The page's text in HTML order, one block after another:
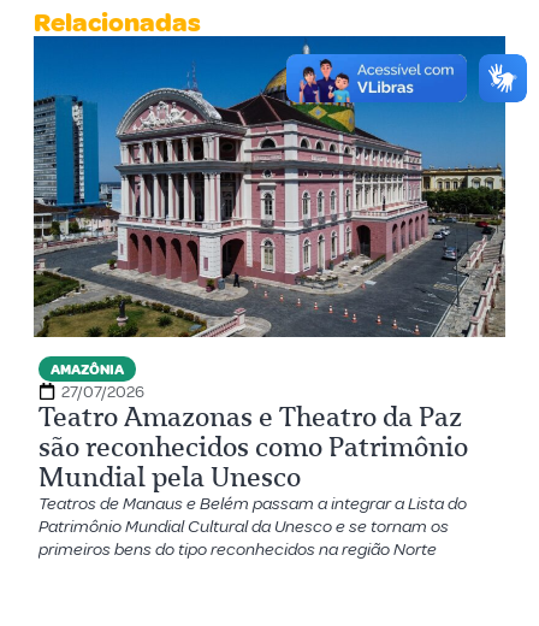
Relacionadas
AMAZÔNIA
27/07/2026
Teatro Amazonas e Theatro da Paz
são reconhecidos como Patrimônio
Mundial pela Unesco
Teatros de Manaus e Belém passam a integrar a Lista do
Patrimônio Mundial Cultural da Unesco e se tornam os
primeiros bens do tipo reconhecidos na região Norte